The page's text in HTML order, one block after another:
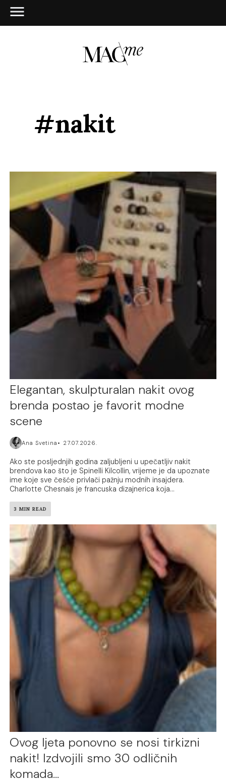
#nakit
Elegantan, skulpturalan nakit ovog
brenda postao je favorit modne
scene
Ana Svetina 27.07.2026.
Ako ste posljednjih godina zaljubljeni u upečatljiv nakit
brendova kao što je Spinelli Kilcollin, vrijeme je da upoznate
ime koje sve češće privlači pažnju modnih insajdera.
Charlotte Chesnais je francuska dizajnerica koja...
3 MIN READ
Ovog ljeta ponovno se nosi tirkizni
nakit! Izdvojili smo 30 odličnih
komada…